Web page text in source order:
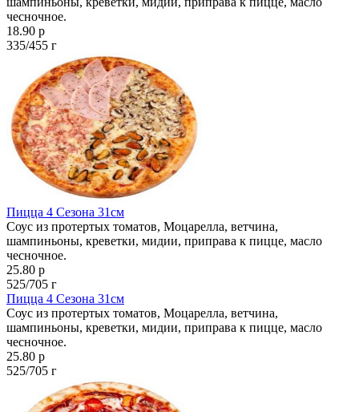
чесночное.
18.90 р
335/455 г
Пицца 4 Сезона 31см
Соус из протертых томатов, Моцарелла, ветчина,
шампиньоны, креветки, мидии, приправа к пицце, масло
чесночное.
25.80 р
525/705 г
Пицца 4 Сезона 31см
Соус из протертых томатов, Моцарелла, ветчина,
шампиньоны, креветки, мидии, приправа к пицце, масло
чесночное.
25.80 р
525/705 г